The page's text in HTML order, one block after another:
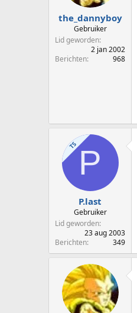
the_dannyboy
Gebruiker
Lid geworden
2 jan 2002
Berichten
968
TS P
P.last
Gebruiker
Lid geworden
23 aug 2003
Berichten
349